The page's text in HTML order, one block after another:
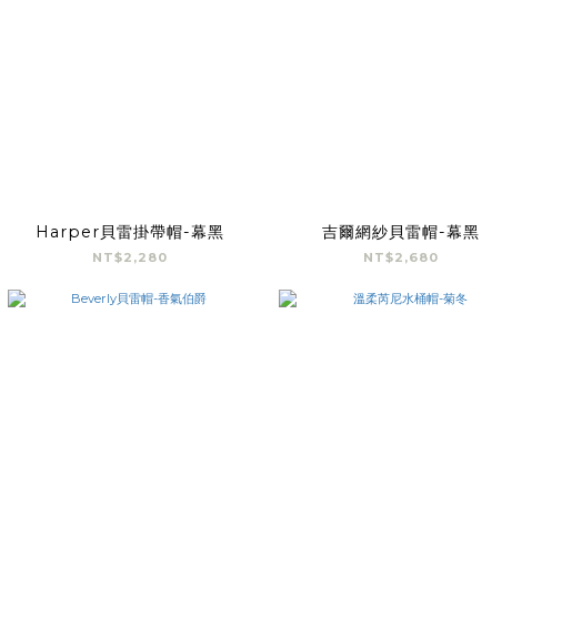
Harper貝雷掛帶帽-幕黑
NT$2,280
吉爾網紗貝雷帽-幕黑
NT$2,680